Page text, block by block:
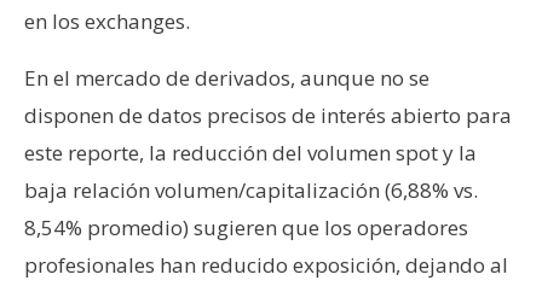
en los exchanges.
En el mercado de derivados, aunque no se
disponen de datos precisos de interés abierto para
este reporte, la reducción del volumen spot y la
baja relación volumen/capitalización (6,88% vs.
8,54% promedio) sugieren que los operadores
profesionales han reducido exposición, dejando al